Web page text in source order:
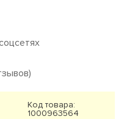
Код товара:
1000963564